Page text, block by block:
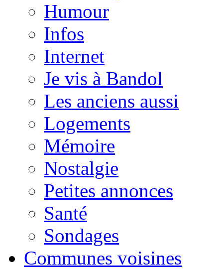
Humour
Infos
Internet
Je vis à Bandol
Les anciens aussi
Logements
Mémoire
Nostalgie
Petites annonces
Santé
Sondages
Communes voisines